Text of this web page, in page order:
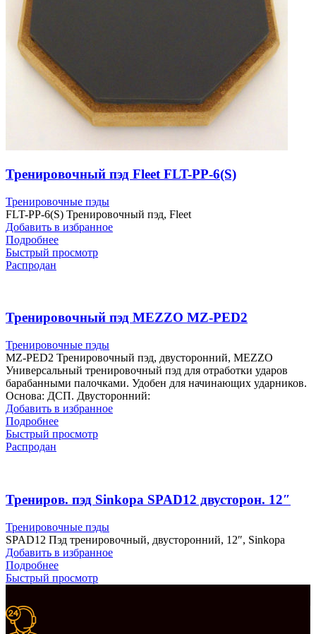
Тренировочный пэд Fleet FLT-PP-6(S)
Тренировочные пэды
FLT-PP-6(S) Тренировочный пэд, Fleet
Добавить в избранное
Подробнее
Быстрый просмотр
Распродан
Тренировочный пэд MEZZO MZ-PED2
Тренировочные пэды
MZ-PED2 Тренировочный пэд, двусторонний, MEZZO
Универсальный тренировочный пэд для отработки ударов
барабанными палочками. Удобен для начинающих ударников.
Основа: ДСП. Двусторонний:
Добавить в избранное
Подробнее
Быстрый просмотр
Распродан
Трениров. пэд Sinkopa SPAD12 двусторон. 12″
Тренировочные пэды
SPAD12 Пэд тренировочный, двусторонний, 12″, Sinkopa
Добавить в избранное
Подробнее
Быстрый просмотр